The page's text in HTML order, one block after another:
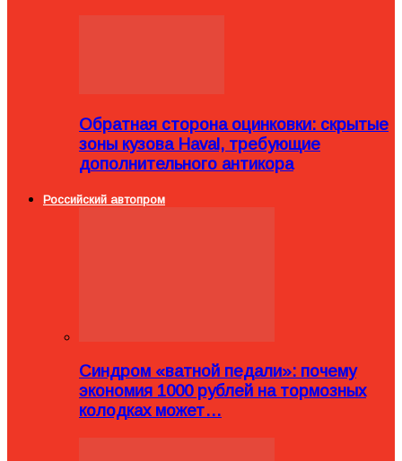
Обратная сторона оцинковки: скрытые
зоны кузова Haval, требующие
дополнительного антикора
Российский автопром
Синдром «ватной педали»: почему
экономия 1000 рублей на тормозных
колодках может…